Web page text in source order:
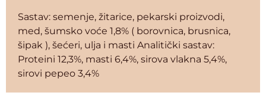
Sastav: semenje, žitarice, pekarski proizvodi,
med, šumsko voće 1,8% ( borovnica, brusnica,
šipak ), šećeri, ulja i masti Analitički sastav:
Proteini 12,3%, masti 6,4%, sirova vlakna 5,4%,
sirovi pepeo 3,4%